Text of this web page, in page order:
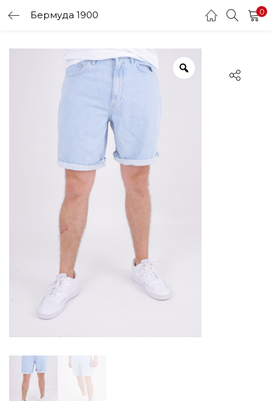
Бермуда 1900 0
LOGIN
Enter your username and password to login.
Lost password?